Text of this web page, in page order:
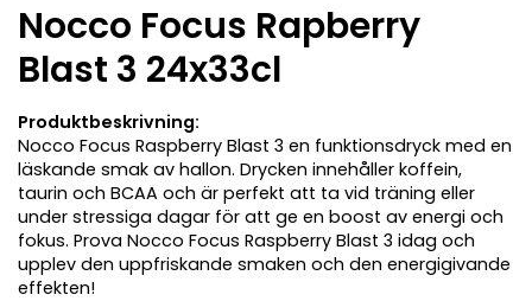
Nocco Focus Rapberry
Blast 3 24x33cl
Produktbeskrivning:
Nocco Focus Raspberry Blast 3 en funktionsdryck med en
läskande smak av hallon. Drycken innehåller koffein,
taurin och BCAA och är perfekt att ta vid träning eller
under stressiga dagar för att ge en boost av energi och
fokus. Prova Nocco Focus Raspberry Blast 3 idag och
upplev den uppfriskande smaken och den energigivande
effekten!